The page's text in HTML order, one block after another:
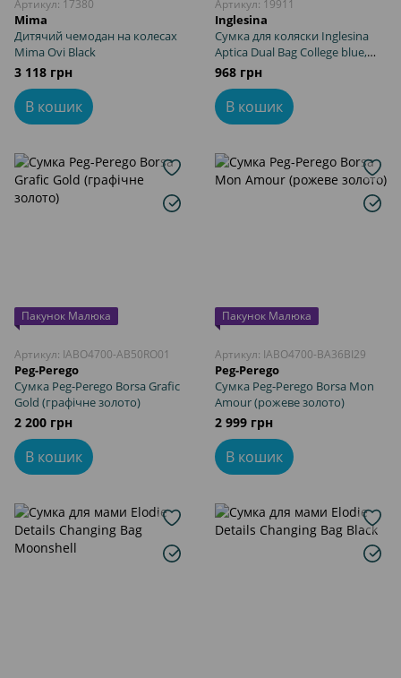
Артикул: 17380
Mima
Дитячий чемодан на колесах
Mima Ovi Black
3 118 грн
В кошик
Артикул: 19911
Inglesina
Сумка для коляски Inglesina
Aptica Dual Bag College blue,
Черный
968 грн
В кошик
Пакунок Малюка
Артикул: IABO4700-AB50RO01
Peg-Perego
Сумка Peg-Perego Borsa Grafic
Gold (графічне золото)
2 200 грн
В кошик
Пакунок Малюка
Артикул: IABO4700-BA36BI29
Peg-Perego
Сумка Peg-Perego Borsa Mon
Amour (рожеве золото)
2 999 грн
В кошик